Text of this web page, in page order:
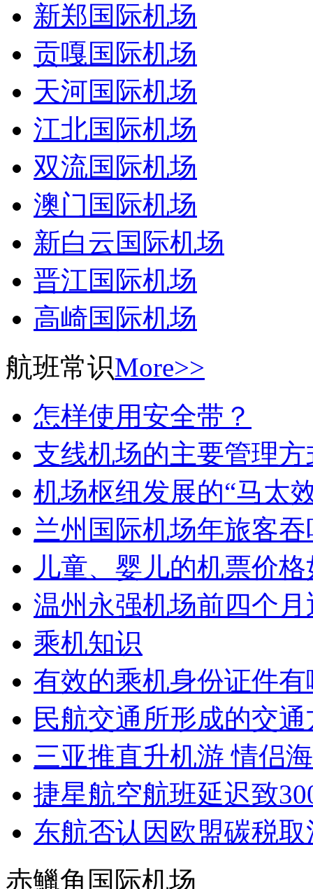
新郑国际机场
贡嘎国际机场
天河国际机场
江北国际机场
双流国际机场
澳门国际机场
新白云国际机场
晋江国际机场
高崎国际机场
航班常识More>>
怎样使用安全带？
支线机场的主要管理方
机场枢纽发展的“马太
兰州国际机场年旅客
儿童、婴儿的机票价
温州永强机场前四个
乘机知识
有效的乘机身份证件
民航交通所形成的交
三亚推直升机游 情侣
捷星航空航班延迟致
东航否认因欧盟碳税取
赤鱲角国际机场